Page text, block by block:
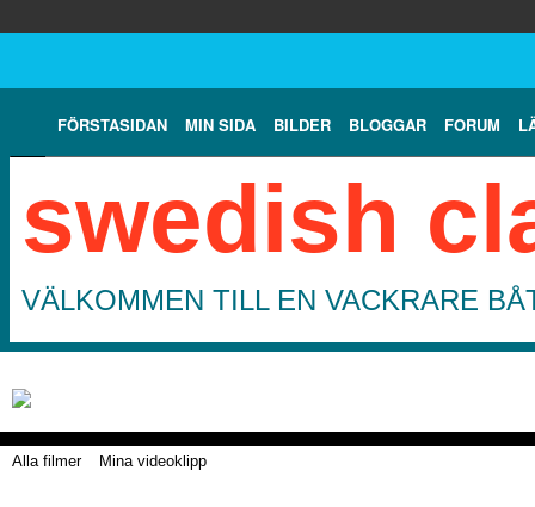
FÖRSTASIDAN MIN SIDA BILDER BLOGGAR FORUM
swedish
VÄLKOMMEN TILL EN VACKRARE
Alla filmer Mina videoklipp